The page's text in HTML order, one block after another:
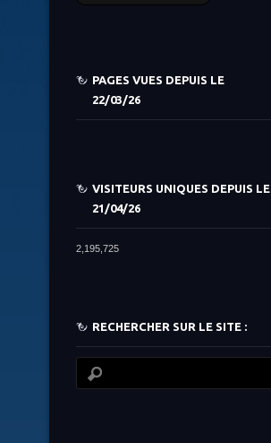
PAGES VUES DEPUIS LE
22/03/26
VISITEURS UNIQUES DEPUIS LE
21/04/26
2,195,725
RECHERCHER SUR LE SITE :